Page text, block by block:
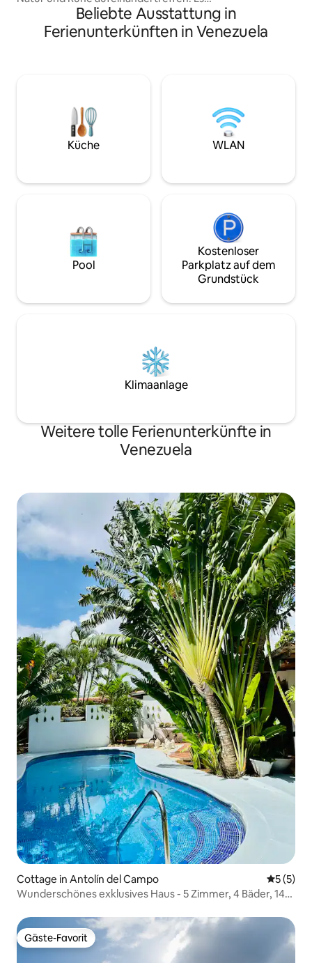
verfügt über 2 separate Zimmer, jedes
mit einem eigenen Bad und einem
eigenen Eingang, der für Ruhe und
Handwerkliches Design, Meeresbrise,
Hängematten und Freiflächen, um sich
zu entspannen und die Karibsammen
mit dem Wesentlichen zu erleben 🌿🌊
Entspannen. Genieße den
Panoramablick
Colonia Tovar
Es ist ein
idyllischen
Beliebte Ausstattung in
Ferienunterkünften in Venezuela
Küche WLAN
Pool
Kostenloser
Parkplatz auf dem
Grundstück
Klimaanlage
Weitere tolle Ferienunterkünfte in
Venezuela
Cottage in Antolín del Campo
5 (5)
Wunderschönes exklusives Haus - 5 Zimmer, 4 Bäder, 14
Gäste-Favorit
Gäste-Favorit